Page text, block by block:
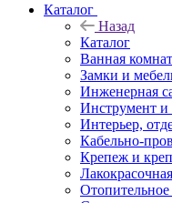
Каталог
Назад
Каталог
Ванная
Замки и
Инженерная
Инструмент и
Интерьер,
Кабельно-
Крепеж и
Отопительное